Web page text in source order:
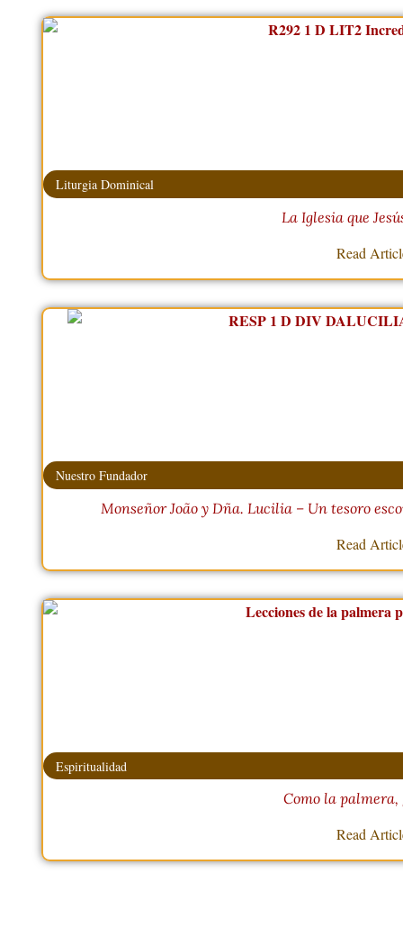
Liturgia Dominical
La Iglesia que
Read
Nuestro Fundador
Monseñor João y Dña. Lucilia – Un tesoro
Read
Espiritualidad
Como la palmera,
Read